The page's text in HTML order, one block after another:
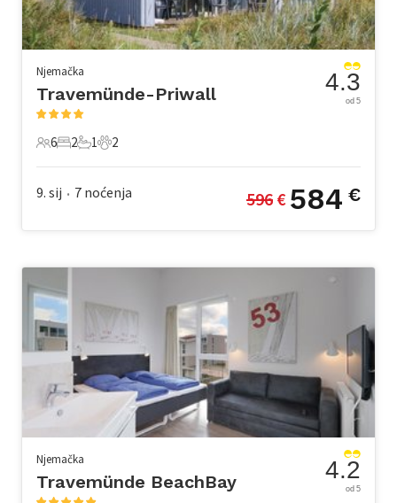
Njemačka
Travemünde-Priwall
6 Gosti
6
2 Spavaće sobe
2
1 Kupaonica
1
2 Kućni ljubimac
2
4.3
od 5
9. sij • 7 noćenja 596 € 584 €
Njemačka
Travemünde BeachBay 4.2
od 5